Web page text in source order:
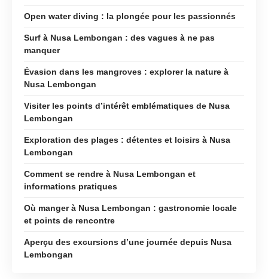
Open water diving : la plongée pour les passionnés
Surf à Nusa Lembongan : des vagues à ne pas
manquer
Évasion dans les mangroves : explorer la nature à
Nusa Lembongan
Visiter les points d’intérêt emblématiques de Nusa
Lembongan
Exploration des plages : détentes et loisirs à Nusa
Lembongan
Comment se rendre à Nusa Lembongan et
informations pratiques
Où manger à Nusa Lembongan : gastronomie locale
et points de rencontre
Aperçu des excursions d’une journée depuis Nusa
Lembongan